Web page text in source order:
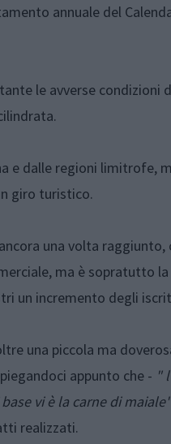
annuale del
le avverse condizioni
e dalle regioni limitrofe,
giro turistico.
una volta
ma è sopratutto
un incremento degli
una piccola ma
appunto che - "
vi è la carne di maiale"
realizzati.